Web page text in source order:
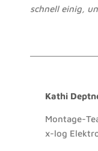
schnell einig,
Kathi
Montage-
x-log